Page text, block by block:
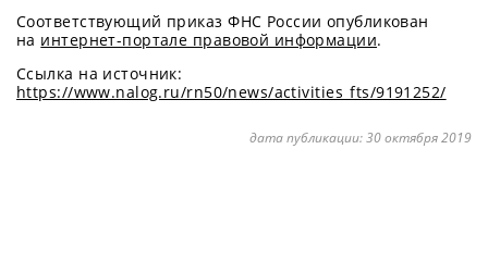
Соответствующий приказ ФНС России опубликован
на интернет-портале правовой информации.
Ссылка на источник:
https://www.nalog.ru/rn50/news/activities_fts/9191252/
дата публикации:30 октября 2019